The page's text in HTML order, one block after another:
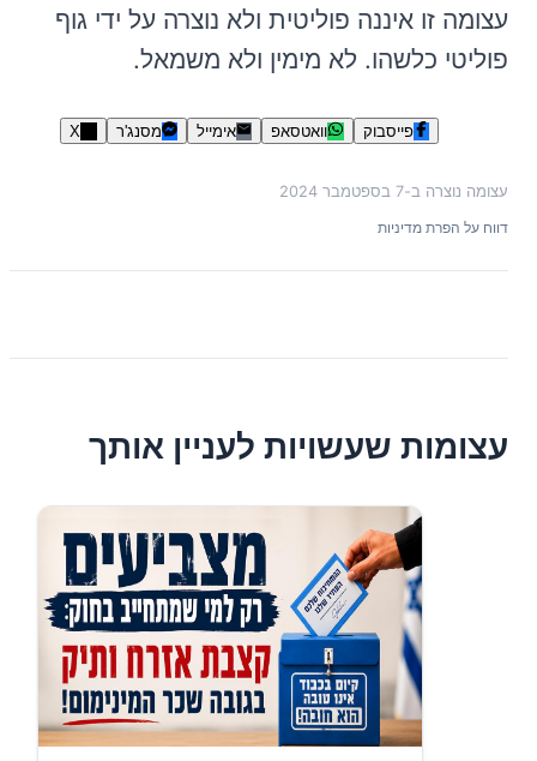
עצומה זו איננה פוליטית ולא נוצרה על ידי גוף
פוליטי כלשהו. לא מימין ולא משמאל.
פייסבוק וואטסאפ אימייל מסנג'ר X
עצומה נוצרה ב-7 בספטמבר 2024
דווח על הפרת מדיניות
עצומות שעשויות לעניין אותך